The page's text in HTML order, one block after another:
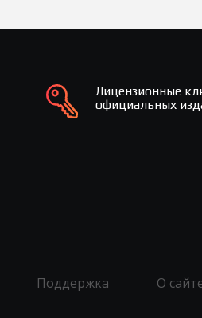
Лицензионные
официальных
Поддержка О